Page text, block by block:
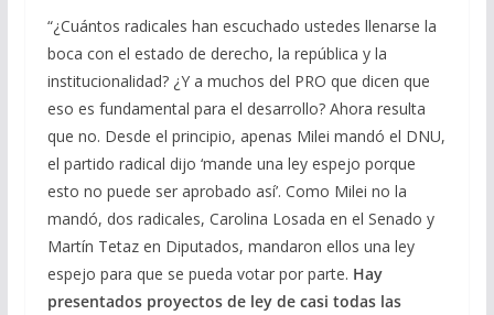
“¿Cuántos radicales han escuchado ustedes llenarse la
boca con el estado de derecho, la república y la
institucionalidad? ¿Y a muchos del PRO que dicen que
eso es fundamental para el desarrollo? Ahora resulta
que no. Desde el principio, apenas Milei mandó el DNU,
el partido radical dijo ‘mande una ley espejo porque
esto no puede ser aprobado así’. Como Milei no la
mandó, dos radicales, Carolina Losada en el Senado y
Martín Tetaz en Diputados, mandaron ellos una ley
espejo para que se pueda votar por parte. Hay
presentados proyectos de ley de casi todas las